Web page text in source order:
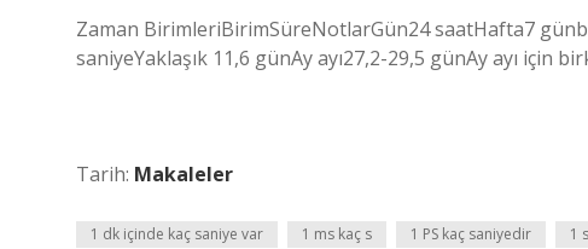
Zaman BirimleriBirimSüreNotlarGün24 saatHafta7
saniyeYaklaşık 11,6 günAy ayı27,2-29,5 günAy ayı için
Tarih: Makaleler
1 dk içinde kaç saniye var 1 ms kaç s 1 PS kaç saniyedir 1